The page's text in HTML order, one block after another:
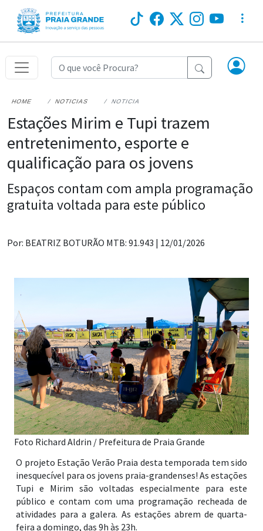
HOME NOTICIAS NOTICIA
Estações Mirim e Tupi trazem
entretenimento, esporte e
qualificação para os jovens
Espaços contam com ampla programação
gratuita voltada para este público
Por: BEATRIZ BOTURÃO MTB: 91.943 | 12/01/2026
Foto Richard Aldrin / Prefeitura de Praia Grande
O projeto Estação Verão Praia desta temporada tem sido
inesquecível para os jovens praia-grandenses! As estações
Tupi e Mirim são voltadas especialmente para este
público e contam com uma programação recheada de
atividades para a galera. As estações abrem de quarta-
feira a domingo, das 9h às 23h.